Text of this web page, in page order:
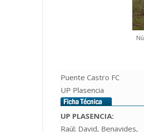
Puente Castro FC
UP Plasencia
UP PLASENCIA:
Raúl; David, Benavides,